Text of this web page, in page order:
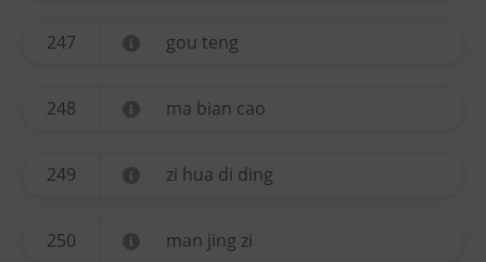
247 gou teng
248 ma bian cao
249 zi hua di ding
250 man jing zi